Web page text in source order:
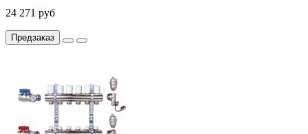
24 271 руб
Предзаказ